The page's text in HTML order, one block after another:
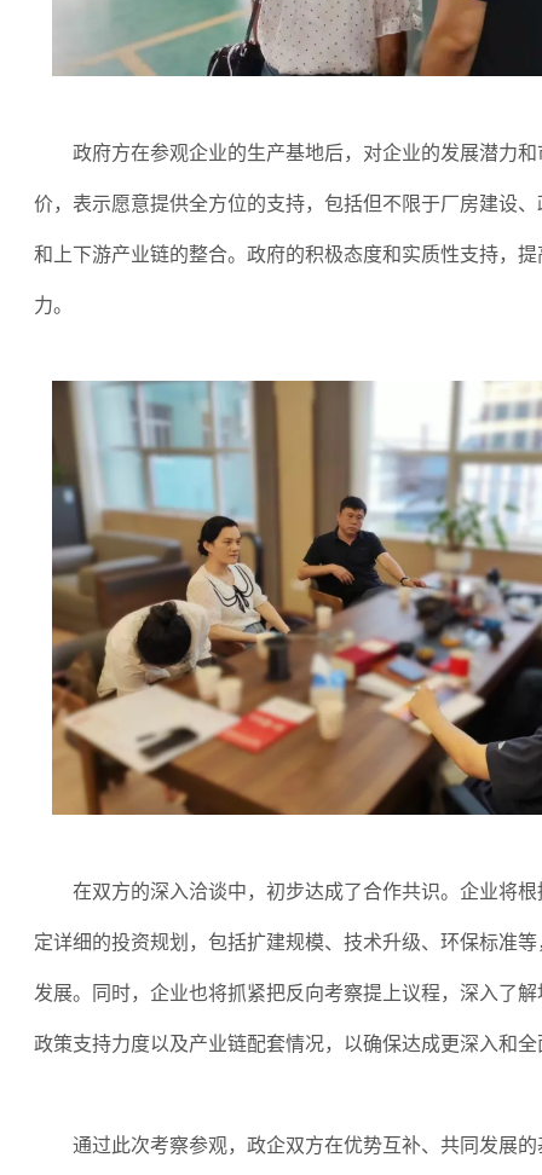
政府方在参观企业的生产基地后，对企业的发展潜力和
价，表示愿意提供全方位的支持，包括但不限于厂房建设
和上下游产业链的整合。政府的积极态度和实质性支持，
力。
在双方的深入洽谈中，初步达成了合作共识。企业将根
定详细的投资规划，包括扩建规模、技术升级、环保标准
发展。同时，企业也将抓紧把反向考察提上议程，深入了
政策支持力度以及产业链配套情况，以确保达成更深入和
通过此次考察参观，政企双方在优势互补、共同发展的